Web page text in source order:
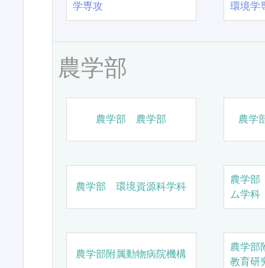
学専攻
環境学
農学部
農学部 農学部 農学
農学部 環境資源科学科
農学
ム学科
農学部附属動物病院機構
農学部
教育研